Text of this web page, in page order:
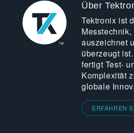
Über
Tektronix ist
auszeichnet
überzeugt
fertigt Test-
Komplexität
globale
ERFAHREN